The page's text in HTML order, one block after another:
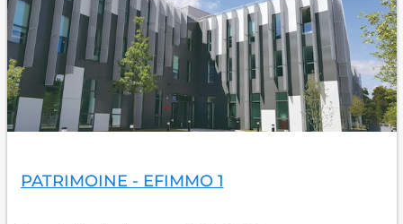
PATRIMOINE - EFIMMO 1